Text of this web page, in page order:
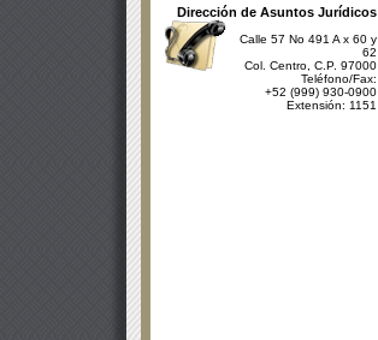
Dirección de Asuntos Jurídicos
Calle 57 No 491 A x 60 y
62
Col. Centro, C.P. 97000
Teléfono/Fax:
+52 (999) 930-0900
Extensión: 1151